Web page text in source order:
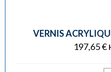
VERNIS
197,65€